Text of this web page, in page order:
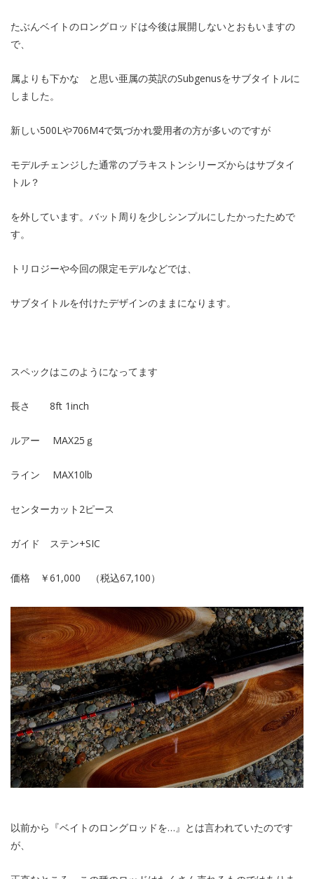
たぶんベイトのロングロッドは今後は展開しないとおもいますの
で、
属よりも下かな と思い亜属の英訳のSubgenusをサブタイトルに
しました。
新しい500Lや706M4で気づかれ愛用者の方が多いのですが
モデルチェンジした通常のブラキストンシリーズからはサブタイ
トル？
を外しています。バット周りを少しシンプルにしたかったためで
す。
トリロジーや今回の限定モデルなどでは、
サブタイトルを付けたデザインのままになります。
スペックはこのようになってます
長さ 8ft 1inch
ルアー MAX25ｇ
ライン MAX10lb
センターカット2ピース
ガイド ステン+SIC
価格 ￥61,000 （税込67,100）
以前から『ベイトのロングロッドを…』とは言われていたのです
が、